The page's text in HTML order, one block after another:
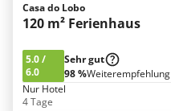
Casa do Lobo
120 m² Ferienhaus
5.0/
6.0
Sehr gut
98 %Weiterempfehlung
Nur Hotel
4 Tage